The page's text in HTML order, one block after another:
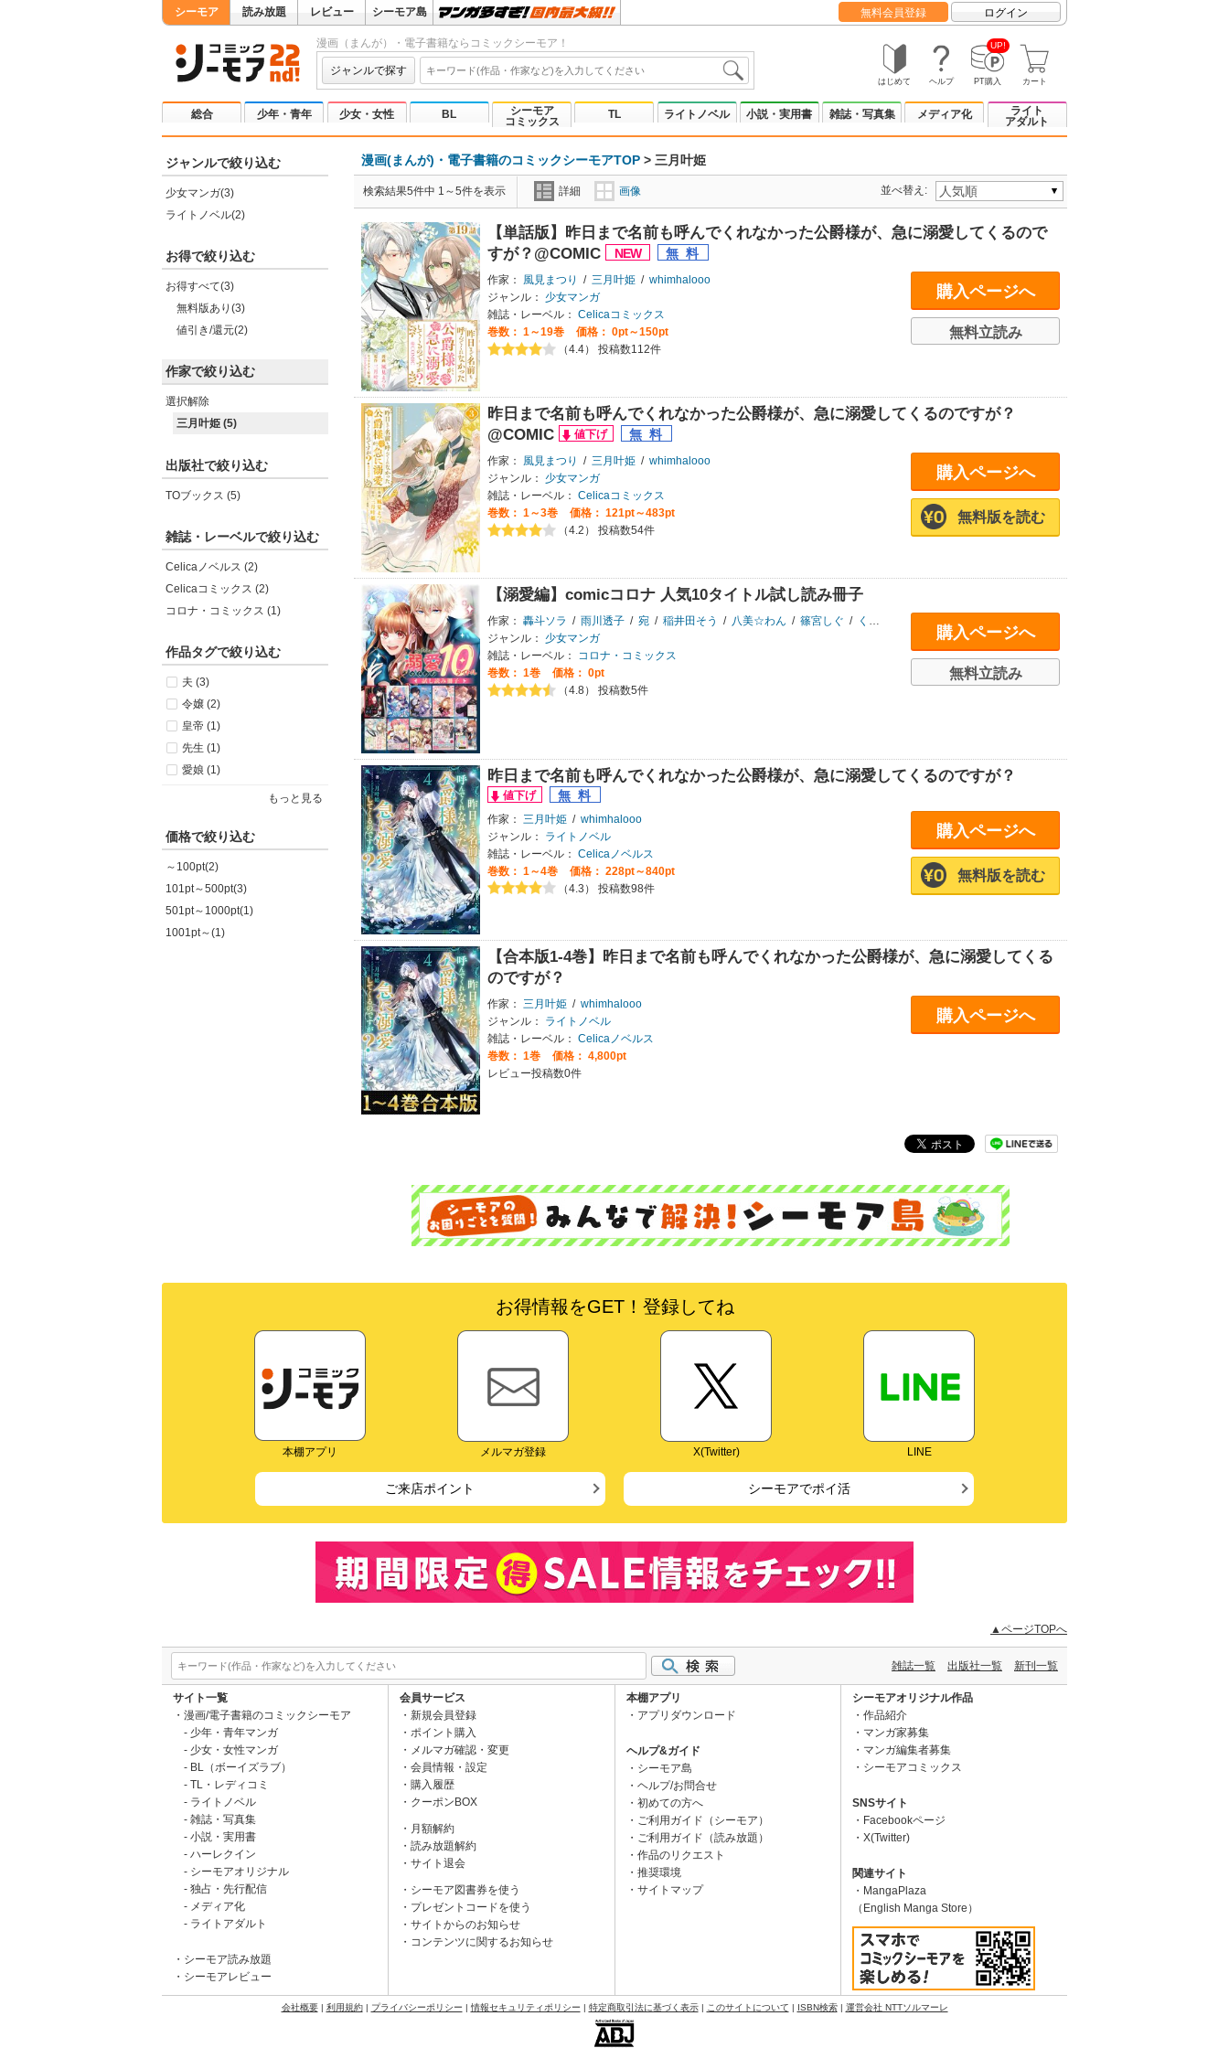
シーモア 読み放題 レビュー シーモア島 無料会員登録 ログイン
漫画（まんが）・電子書籍ならコミックシーモア！
ジャンルで探す
はじめて ヘルプ
UP!
PT購入 カート
総合 少年・青年 少女・女性 BL
シーモア
コミックス
TL ライトノベル 小説・実用書 雑誌・写真集 メディア化
ライト
アダルト
ジャンルで絞り込む
少女マンガ(3)
ライトノベル(2)
お得で絞り込む
お得すべて(3)
無料版あり(3)
値引き/還元(2)
作家で絞り込む
選択解除
三月叶姫 (5)
出版社で絞り込む
TOブックス (5)
雑誌・レーベルで絞り込む
Celicaノベルス (2)
Celicaコミックス (2)
コロナ・コミックス (1)
作品タグで絞り込む
夫 (3)
令嬢 (2)
皇帝 (1)
先生 (1)
愛娘 (1)
もっと見る
価格で絞り込む
～100pt(2)
101pt～500pt(3)
501pt～1000pt(1)
1001pt～(1)
漫画(まんが)・電子書籍のコミックシーモアTOP > 三月叶姫
検索結果5件中 1～5件を表示 詳細 画像 並べ替え:
【単話版】昨日まで名前も呼んでくれなかった公爵様が、急に溺愛してくるので
すが？@COMIC
作家： 風見まつり / 三月叶姫 / whimhalooo
ジャンル：
少女マンガ
雑誌・レーベル： Celicaコミックス
巻数： 1～19巻
価格： 0pt～150pt
（4.4） 投稿数112件
購入ページへ
無料立読み
昨日まで名前も呼んでくれなかった公爵様が、急に溺愛してくるのですが？
@COMIC
作家： 風見まつり / 三月叶姫 / whimhalooo
ジャンル：
少女マンガ
雑誌・レーベル： Celicaコミックス
巻数： 1～3巻
価格： 121pt～483pt
（4.2） 投稿数54件
購入ページへ
無料版を読む
【溺愛編】comicコロナ 人気10タイトル試し読み冊子
作家： 轟斗ソラ / 雨川透子 / 宛 / 稲井田そう / 八美☆わん / 篠宮しぐ / くまだ乙夜
ジャンル：
少女マンガ
雑誌・レーベル：
コロナ・コミックス
巻数： 1巻
価格： 0pt
（4.8） 投稿数5件
購入ページへ
無料立読み
昨日まで名前も呼んでくれなかった公爵様が、急に溺愛してくるのですが？
作家： 三月叶姫 / whimhalooo
ジャンル：
ライトノベル
雑誌・レーベル： Celicaノベルス
巻数： 1～4巻
価格： 228pt～840pt
（4.3） 投稿数98件
購入ページへ
無料版を読む
【合本版1-4巻】昨日まで名前も呼んでくれなかった公爵様が、急に溺愛してくる
のですが？
作家： 三月叶姫 / whimhalooo
ジャンル：
ライトノベル
雑誌・レーベル： Celicaノベルス
巻数： 1巻
価格： 4,800pt
レビュー投稿数0件
購入ページへ
お得情報をGET！登録してね
本棚アプリ メルマガ登録 X(Twitter) LINE
ご来店ポイント シーモアでポイ活
▲ページTOPへ
雑誌一覧 出版社一覧 新刊一覧
サイト一覧
漫画/電子書籍のコミックシーモア
少年・青年マンガ
少女・女性マンガ
BL（ボーイズラブ）
TL・レディコミ
ライトノベル
雑誌・写真集
小説・実用書
ハーレクイン
シーモアオリジナル
独占・先行配信
メディア化
ライトアダルト
シーモア読み放題
シーモアレビュー
会員サービス
新規会員登録
ポイント購入
メルマガ確認・変更
会員情報・設定
購入履歴
クーポンBOX
月額解約
読み放題解約
サイト退会
シーモア図書券を使う
プレゼントコードを使う
サイトからのお知らせ
コンテンツに関するお知らせ
本棚アプリ
アプリダウンロード
ヘルプ&ガイド
シーモア島
ヘルプ/お問合せ
初めての方へ
ご利用ガイド（シーモア）
ご利用ガイド（読み放題）
作品のリクエスト
推奨環境
サイトマップ
シーモアオリジナル作品
作品紹介
マンガ家募集
マンガ編集者募集
シーモアコミックス
SNSサイト
Facebookページ
X(Twitter)
関連サイト
MangaPlaza
（English Manga Store）
会社概要| 利用規約| プライバシーポリシー 情報セキュリティポリシー 特定商取引法に基づく表示| このサイトについて ISBN検索| 運営会社 NTTソルマーレ